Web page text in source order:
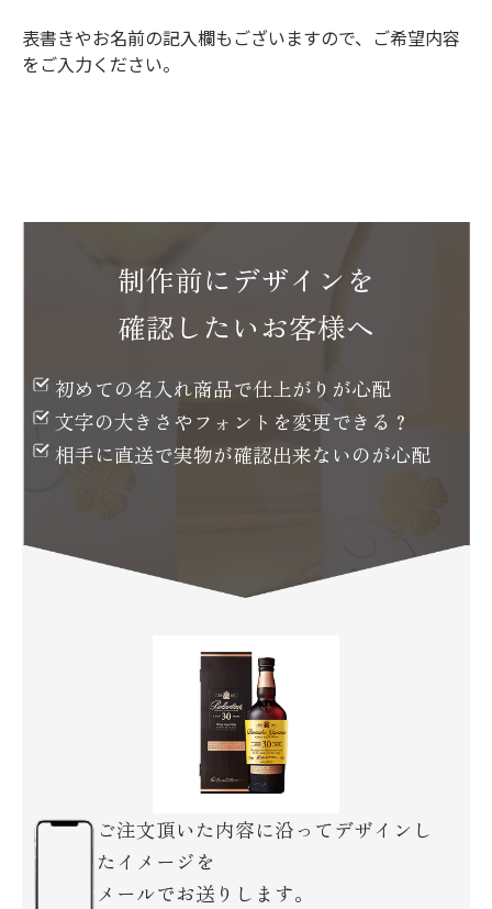
表書きやお名前の記入欄もございますので、ご希望内容
をご入力ください。
制作前にデザインを
確認したいお客様へ
初めての名入れ商品で仕上がりが心配
文字の大きさやフォントを変更できる？
相手に直送で実物が確認出来ないのが心配
ご注文頂いた内容に沿ってデザインし
たイメージを
メールでお送りします。